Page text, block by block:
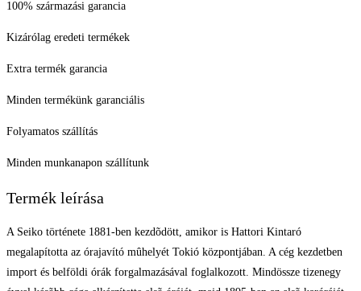
100% származási garancia
Kizárólag eredeti termékek
Extra termék garancia
Minden termékünk garanciális
Folyamatos szállítás
Minden munkanapon szállítunk
Termék leírása
A Seiko története 1881-ben kezdõdött, amikor is Hattori Kintaró
megalapította az órajavító mûhelyét Tokió központjában. A cég kezdetben
import és belföldi órák forgalmazásával foglalkozott. Mindössze tizenegy